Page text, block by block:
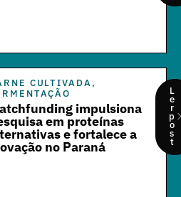
CULTIVADA,
impulsiona
em proteínas
e fortalece a
no Paraná
L
e
r
p
o
s
t